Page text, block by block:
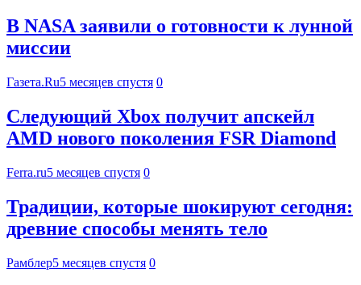
В NASA заявили о готовности к лунной
миссии
Газета.Ru5 месяцев спустя 0
Следующий Xbox получит апскейл
AMD нового поколения FSR Diamond
Ferra.ru5 месяцев спустя 0
Традиции, которые шокируют сегодня:
древние способы менять тело
Рамблер5 месяцев спустя 0